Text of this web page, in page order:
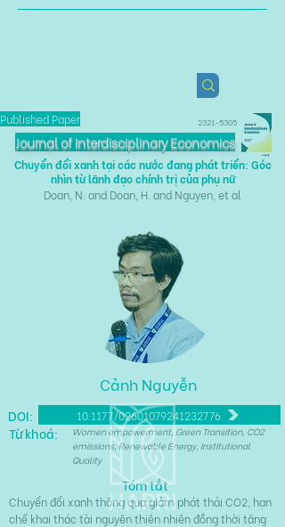
Published Paper 2321-5305
Journal of Interdisciplinary Economics
Chuyển đổi xanh tại các nước đang phát triển: Góc
nhìn từ lãnh đạo chính trị của phụ nữ
Doan, N. and Doan, H. and Nguyen, et al
Cảnh Nguyễn
10.1177/02601079241232776
DOI:
Từ khoá:
Women empowerment, Green Transition, CO2
emissions, Renewable Energy, Institutional
Quality
Tóm tắt
Chuyển đổi xanh thông qua giảm phát thải CO2, hạn
chế khai thác tài nguyên thiên nhiên đồng thời tăng